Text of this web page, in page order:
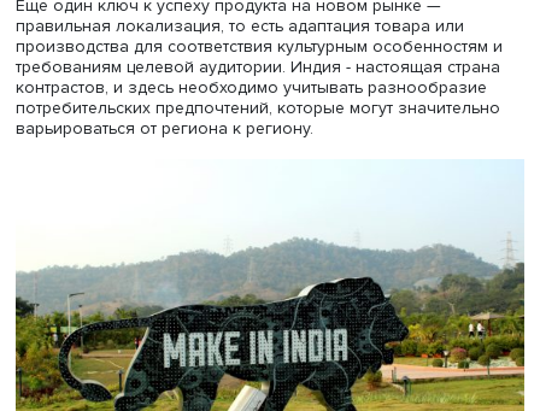
Автономные штаты
Важно помнить, что Индия — федеративное
котором штаты обладают долей автономии в вопросах
законодательства. Это позволяет сохранять единство
в условиях сильных культурных различий. Успех
будет зависеть от того, как предприниматель
запустить бизнес.
Например, в штате Махараштра находится финансовый
Мумбаи, для которого будет актуален бизнес в
сфере. Штат Гуджарат — бурно развивающийся центр
текстильной, нефтеперерабатывающей и химической
промышленности. Уттар-Прадеш — самый